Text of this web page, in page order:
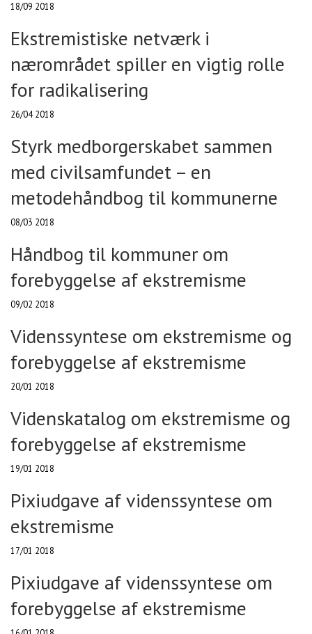
18/09 2018
Ekstremistiske netværk i
nærområdet spiller en vigtig rolle
for radikalisering
26/04 2018
Styrk medborgerskabet sammen
med civilsamfundet – en
metodehåndbog til kommunerne
08/03 2018
Håndbog til kommuner om
forebyggelse af ekstremisme
09/02 2018
Videnssyntese om ekstremisme og
forebyggelse af ekstremisme
20/01 2018
Videnskatalog om ekstremisme og
forebyggelse af ekstremisme
19/01 2018
Pixiudgave af videnssyntese om
ekstremisme
17/01 2018
Pixiudgave af videnssyntese om
forebyggelse af ekstremisme